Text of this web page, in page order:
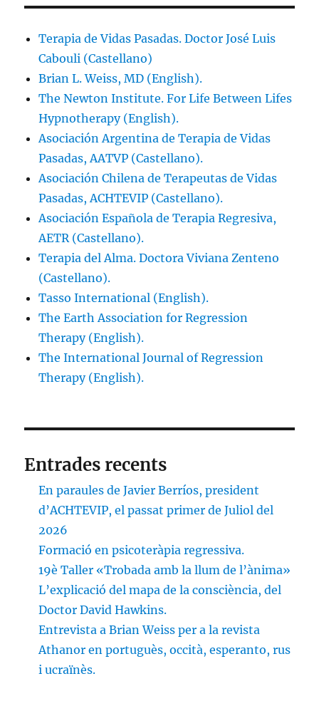
Terapia de Vidas Pasadas. Doctor José Luis
Cabouli (Castellano)
Brian L. Weiss, MD (English).
The Newton Institute. For Life Between Lifes
Hypnotherapy (English).
Asociación Argentina de Terapia de Vidas
Pasadas, AATVP (Castellano).
Asociación Chilena de Terapeutas de Vidas
Pasadas, ACHTEVIP (Castellano).
Asociación Española de Terapia Regresiva,
AETR (Castellano).
Terapia del Alma. Doctora Viviana Zenteno
(Castellano).
Tasso International (English).
The Earth Association for Regression
Therapy (English).
The International Journal of Regression
Therapy (English).
Entrades recents
En paraules de Javier Berríos, president
d’ACHTEVIP, el passat primer de Juliol del
2026
Formació en psicoteràpia regressiva.
19è Taller «Trobada amb la llum de l’ànima»
L’explicació del mapa de la consciència, del
Doctor David Hawkins.
Entrevista a Brian Weiss per a la revista
Athanor en portuguès, occità, esperanto, rus
i ucraïnès.